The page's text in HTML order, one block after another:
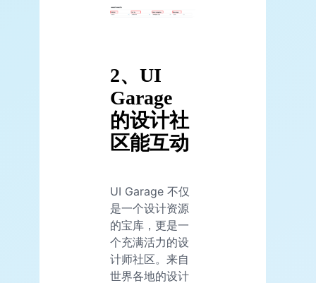
2、UI
Garage
的设计社
区能互动
UI Garage 不仅
是一个设计资源
的宝库，更是一
个充满活力的设
计师社区。来自
世界各地的设计